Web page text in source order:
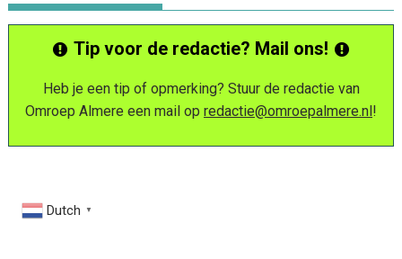
Tip voor de redactie? Mail ons!
Heb je een tip of opmerking? Stuur de redactie van
Omroep Almere een mail op redactie@omroepalmere.nl!
Dutch ▼